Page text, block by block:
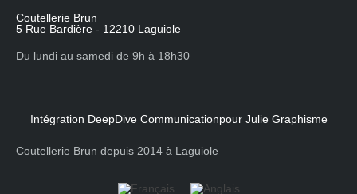
Coutellerie Brun
5 Rue Bardière - 12210 Laguiole
Du lundi au samedi de 9h à 18h30
Intégration DeepDive Communicationpour Julie Graphisme
Coutellerie Brun depuis 2014 à Laguiole